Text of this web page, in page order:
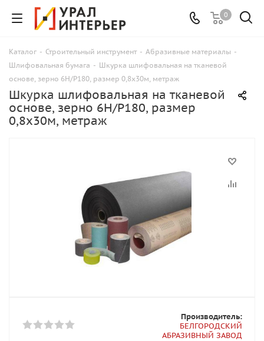
0
Каталог - Строительный инструмент - Абразивные материалы -
Шлифовальная бумага - Шкурка шлифовальная на тканевой
основе, зерно 6Н/Р180, размер 0,8х30м, метраж
Шкурка шлифовальная на тканевой
основе, зерно 6Н/Р180, размер
0,8х30м, метраж
Производитель:
БЕЛГОРОДСКИЙ
АБРАЗИВНЫЙ ЗАВОД